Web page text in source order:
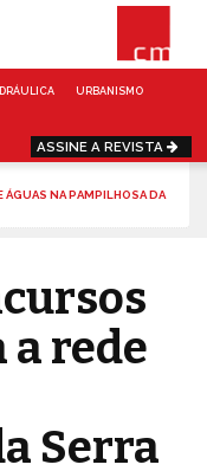
URBANISMO
ASSINE A REVISTA
ÁGUAS NA PAMPILHOSA DA
a rede
Serra